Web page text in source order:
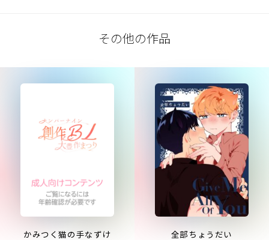
その他の作品
かみつく猫の手なずけ 全部ちょうだい